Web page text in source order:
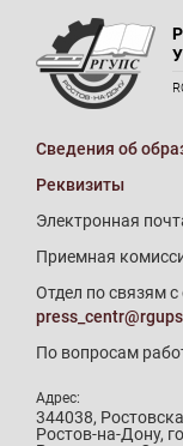
Сведения об
Реквизиты
Электронная
Приемная
Отдел по связям
По вопросам
Адрес:
344038,
Ростов-на-Дону,